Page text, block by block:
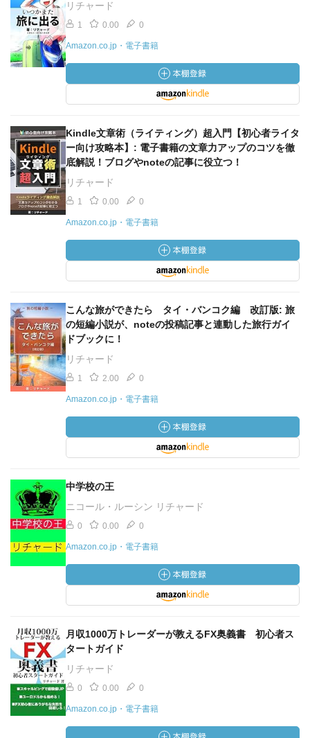
リチャード
1 0.00 0
Amazon.co.jp・電子書籍
Kindle文章術（ライティング）超入門【初心者ライタ
ー向け攻略本】: 電子書籍の文章力アップのコツを徹
底解説！ブログやnoteの記事に役立つ！
リチャード
1 0.00 0
Amazon.co.jp・電子書籍
こんな旅ができたら タイ・バンコク編 改訂版: 旅
の短編小説が、noteの投稿記事と連動した旅行ガイ
ドブックに！
リチャード
1 2.00 0
Amazon.co.jp・電子書籍
中学校の王
ニコール・ルーシン リチャード
0 0.00 0
Amazon.co.jp・電子書籍
月収1000万トレーダーが教えるFX奥義書 初心者ス
タートガイド
リチャード
0 0.00 0
Amazon.co.jp・電子書籍